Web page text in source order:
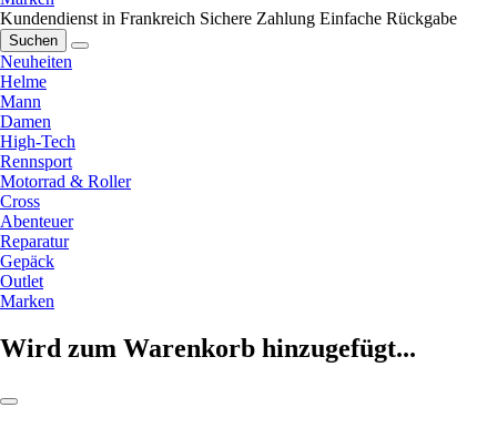
Kundendienst in Frankreich Sichere Zahlung Einfache Rückgabe
Suchen
Neuheiten
Helme
Mann
Damen
High-Tech
Rennsport
Motorrad & Roller
Cross
Abenteuer
Reparatur
Gepäck
Outlet
Marken
Wird zum Warenkorb hinzugefügt...